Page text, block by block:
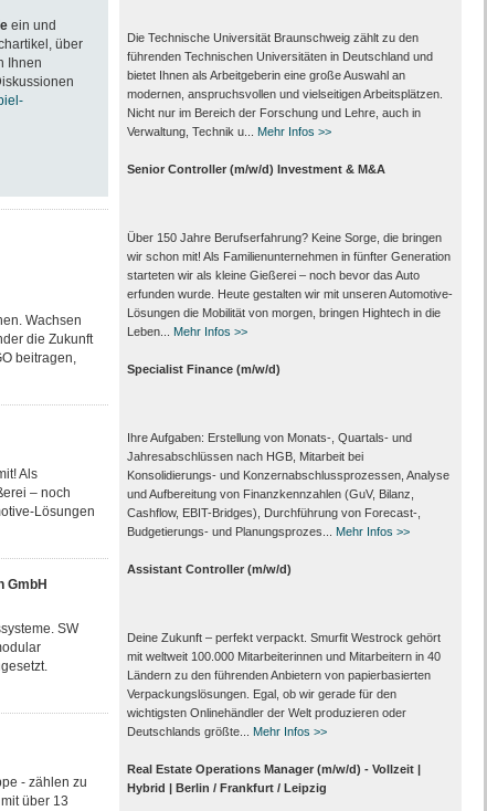
ein und
über
Ihnen
Wachsen
die Zukunft
beitragen,
Als
– noch
Lösungen
GmbH
SW
- zählen zu
über 13
Die Technische Universität Braunschweig zählt zu den
führenden Technischen Universitäten in Deutschland und
bietet Ihnen als Arbeit­geberin eine große Auswahl an
modernen, anspruchsvollen und vielseitigen Arbeits­plätzen.
Nicht nur im Bereich der Forschung und Lehre, auch in
Verwaltung, Technik u...
Mehr Infos >>
Senior Controller (m/w/d) Investment & M&A
Über 150 Jahre Berufserfahrung? Keine Sorge, die bringen
wir schon mit! Als Familienunternehmen in fünfter Generation
starteten wir als kleine Gießerei – noch bevor das Auto
erfunden wurde. Heute gestalten wir mit unseren Automotive-
Lösungen die Mobilität von morgen, bringen Hightech in die
Leben...
Mehr Infos >>
Specialist Finance (m/w/d)
Ihre Aufgaben: Erstellung von Monats‑, Quartals‑ und
Jahresabschlüssen nach HGB, Mitarbeit bei
Konsolidierungs‑ und Konzernabschlussprozessen, Analyse
und Aufbereitung von Finanzkennzahlen (GuV, Bilanz,
Cashflow, EBIT-Bridges), Durchführung von Forecast‑,
Budgetierungs‑ und Planungsprozes...
Mehr Infos >>
Assistant Controller (m/w/d)
Deine Zukunft – perfekt verpackt. Smurfit Westrock gehört
mit weltweit 100.000 Mitarbeiter­innen und Mitarbeitern in 40
Ländern zu den führenden Anbietern von papier­basierten
Verpackungs­lösungen. Egal, ob wir gerade für den
wichtigsten Onlinehändler der Welt produzieren oder
Deutschlands größte...
Mehr Infos >>
Real Estate Operations Manager (m/w/d) - Vollzeit |
Hybrid | Berlin / Frankfurt / Leipzig